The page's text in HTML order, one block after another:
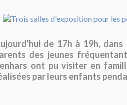
de 17h à 19h,
des jeunes
ont pu visiter en
par leurs enfants